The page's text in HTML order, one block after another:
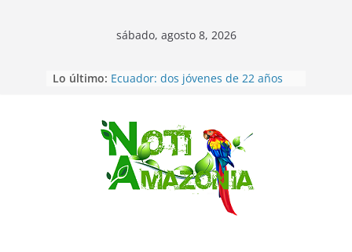
Saltar
sábado, agosto 8, 2026
Lo último:
Archidona
muertos en Puerto lopez
Sentencian a 34 años de prisión a
implicados en caso de Alison,
oriunda de Tena
Vozinha, el arquero sensación de
cabo Verde, ya llegó para